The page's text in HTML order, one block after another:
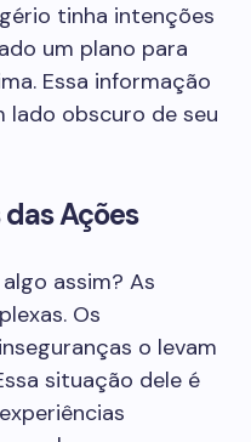
tinha intenções
um plano para
Essa informação
lado obscuro de seu
Ações
assim? As
Os
o levam
situação dele é